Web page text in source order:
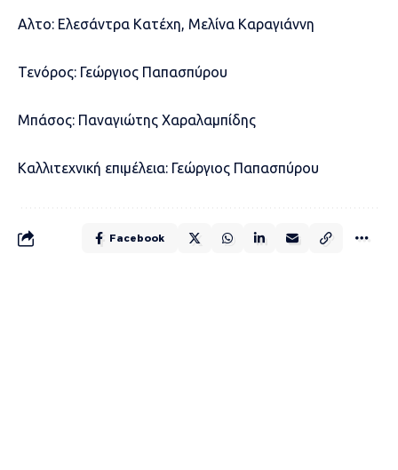
Αλτο: Ελεσάντρα Κατέχη, Μελίνα Καραγιάννη
Τενόρος: Γεώργιος Παπασπύρου
Μπάσος: Παναγιώτης Χαραλαμπίδης
Καλλιτεχνική επιμέλεια: Γεώργιος Παπασπύρου
Facebook